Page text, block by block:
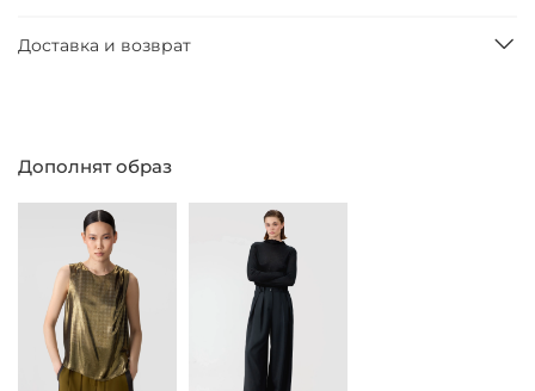
Доставка и возврат
Дополнят образ